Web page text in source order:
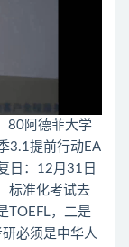
80阿德菲大学
3.1提前行动EA
日：12月31日
标准化考试去
TOEFL，二是
必须是中华人